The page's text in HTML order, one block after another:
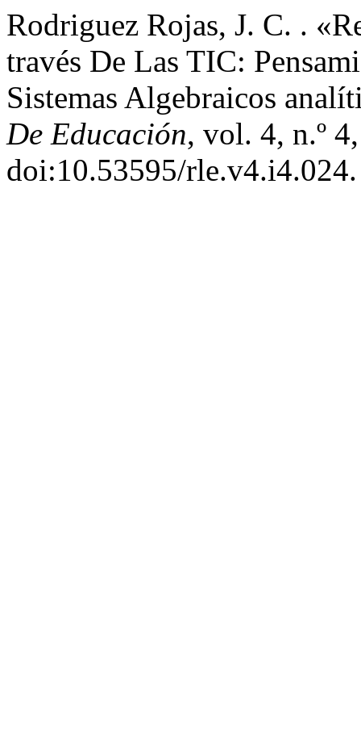
Rodriguez Rojas, J. C. .
través De Las TIC:
Sistemas Algebraicos
De Educación, vol. 4, n.º
doi:10.53595/rle.v4.i4.024.